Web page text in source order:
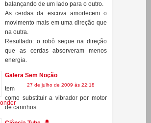
Resultado: o robô segue na direção
Galera Sem Noção
27 de julho de 2009 às 22:18
tem
como substituir a vibrador por motor
de carinhos
Ciência Tube
30 de julho de 2009 às 21:15
Sim,